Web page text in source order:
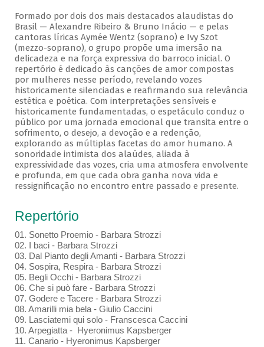
Formado por dois dos mais destacados alaudistas do
Brasil — Alexandre Ribeiro & Bruno Inácio — e pelas
cantoras líricas Aymée Wentz (soprano) e Ivy Szot
(mezzo-soprano), o grupo propõe uma imersão na
delicadeza e na força expressiva do barroco inicial. O
repertório é dedicado às canções de amor compostas
por mulheres nesse período, revelando vozes
historicamente silenciadas e reafirmando sua relevância
estética e poética. Com interpretações sensíveis e
historicamente fundamentadas, o espetáculo conduz o
público por uma jornada emocional que transita entre o
sofrimento, o desejo, a devoção e a redenção,
explorando as múltiplas facetas do amor humano. A
sonoridade intimista dos alaúdes, aliada à
expressividade das vozes, cria uma atmosfera envolvente
e profunda, em que cada obra ganha nova vida e
ressignificação no encontro entre passado e presente.
Repertório
01. Sonetto Proemio - Barbara Strozzi
02. I baci - Barbara Strozzi
03. Dal Pianto degli Amanti - Barbara Strozzi
04. Sospira, Respira - Barbara Strozzi
05. Begli Occhi - Barbara Strozzi
06. Che si può fare - Barbara Strozzi
07. Godere e Tacere - Barbara Strozzi
08. Amarilli mia bela - Giulio Caccini
09. Lasciatemi qui solo - Franscesca Caccini
10. Arpegiatta - Hyeronimus Kapsberger
11. Canario - Hyeronimus Kapsberger